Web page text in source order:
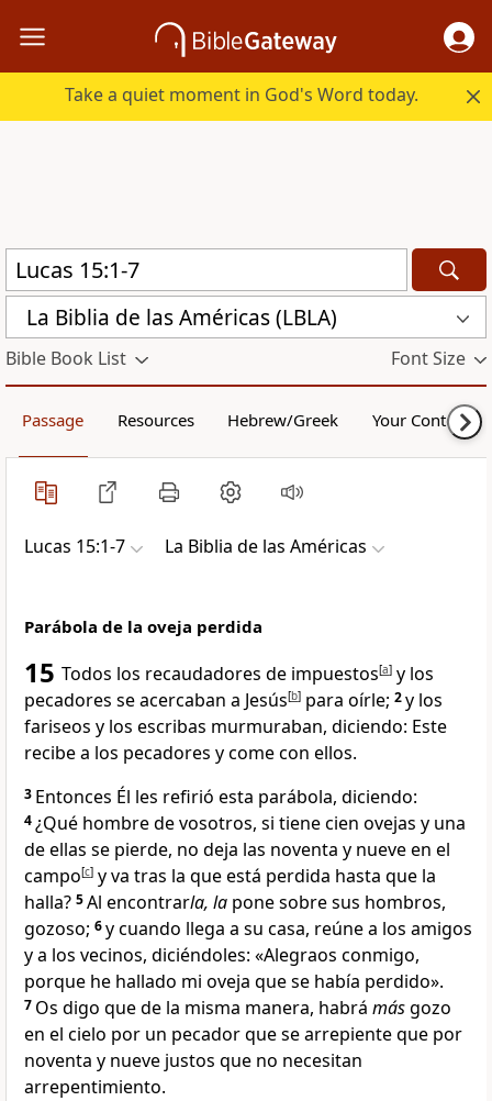
Take a quiet moment in God's Word today.
La Biblia de las Américas (LBLA)
Bible Book List Font Size
Passage Resources Hebrew/Greek Your Content
Lucas 15:1-7 La Biblia de las Américas
Parábola de la oveja perdida
15 Todos los recaudadores de impuestos[a] y los
pecadores se acercaban a Jesús[b] para oírle; 2y los
fariseos y los escribas murmuraban, diciendo: Este
recibe a los pecadores y come con ellos.
3 Entonces Él les refirió esta parábola, diciendo:
4¿Qué hombre de vosotros, si tiene cien ovejas y una
de ellas se pierde, no deja las noventa y nueve en el
campo[c] y va tras la que está perdida hasta que la
halla? 5Al encontrarla, la pone sobre sus hombros,
gozoso; 6y cuando llega a su casa, reúne a los amigos
y a los vecinos, diciéndoles: «Alegraos conmigo,
porque he hallado mi oveja que se había perdido».
7 Os digo que de la misma manera, habrá másgozo
en el cielo por un pecador que se arrepiente que por
noventa y nueve justos que no necesitan
arrepentimiento.